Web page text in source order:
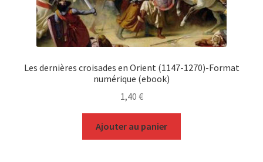
Les dernières croisades en Orient (1147-1270)-Format
numérique (ebook)
1,40 €
Ajouter au panier